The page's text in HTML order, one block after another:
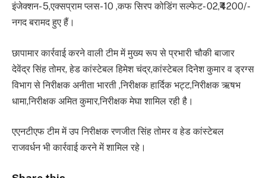
इंजेक्शन- 5,एक्सप्राम प्लस- 10 ,कफ सिरप कोडिंग सल्फेट- 02,₹4200/-
नगद बरामद हुए हैं।
छापामार कार्रवाई करने वाली टीम में मुख्य रूप से प्रभारी चौकी बाजार
देवेंद्र सिंह तोमर, हेड कांस्टेबल हिमेश चंद्र,कांस्टेबल दिनेश कुमार व ड्रग्स
विभाग से निरीक्षक अनीता भारती ,निरीक्षक हार्दिक भट्ट,निरीक्षक ऋषभ
धामा,निरीक्षक अमित कुमार,निरीक्षक मेघा शामिल रही है।
एएनटीएफ टीम में उप निरीक्षक रणजीत सिंह तोमर व हेड कांस्टेबल
राजवर्धन भी कार्रवाई करने में शामिल रहे।